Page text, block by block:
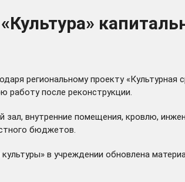
региональному проекту «Культурная
работу после реконструкции.
внутренние помещения, кровлю,
бюджетов.
в учреждении обновлена